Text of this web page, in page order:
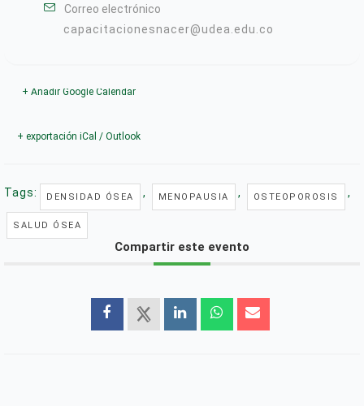
Correo electrónico
capacitacionesnacer@udea.edu.co
+ Añadir Google Calendar
+ exportación iCal / Outlook
Tags: DENSIDAD ÓSEA , MENOPAUSIA , OSTEOPOROSIS ,
SALUD ÓSEA
Compartir este evento